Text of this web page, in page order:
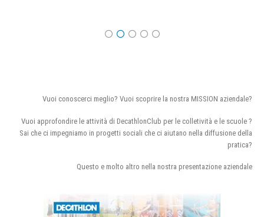
Vuoi conoscerci meglio? Vuoi scoprire la nostra MISSION aziendale?
Vuoi approfondire le attività di DecathlonClub per le colletività e le scuole ?
Sai che ci impegniamo in progetti sociali che ci aiutano nella diffusione della
pratica?
Questo e molto altro nella nostra presentazione aziendale